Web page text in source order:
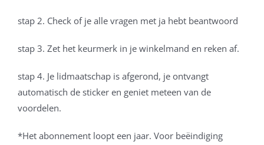
stap 2. Check of je alle vragen met ja hebt beantwoord
stap 3. Zet het keurmerk in je winkelmand en reken af.
stap 4. Je lidmaatschap is afgerond, je ontvangt
automatisch de sticker en geniet meteen van de
voordelen.
*Het abonnement loopt een jaar. Voor beëindiging